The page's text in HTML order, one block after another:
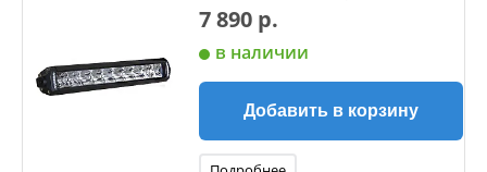
7 890 р.
в наличии
Добавить в корзину